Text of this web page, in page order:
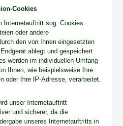
Cookies
Internetauftritt sog. Cookies.
oder andere
den von Ihnen eingesetzten
ablegt und gespeichert
werden im individuellen Umfang
Ihnen, wie beispielsweise Ihre
oder Ihre IP-Adresse, verarbeitet.
unser Internetauftritt
und sicherer, da die
unseres Internetauftritts in